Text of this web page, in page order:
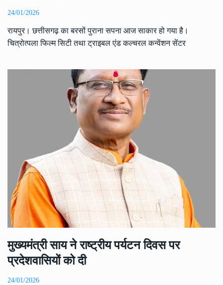
24/01/2026
रायपुर। छत्तीसगढ़ का बरसों पुराना सपना आज साकार हो गया है।
चित्रोत्पला फिल्म सिटी तथा ट्राइबल एंड कल्चरल कन्वेंशन सेंटर
मुख्यमंत्री साय ने राष्ट्रीय पर्यटन दिवस पर
प्रदेशवासियों को दी
24/01/2026